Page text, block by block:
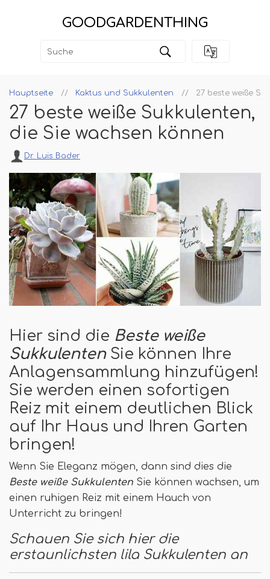
GOODGARDENTHING
Hauptseite Kaktus und Sukkulenten 27 beste weiße
27 beste weiße Sukkulenten,
die Sie wachsen können
Dr. Luis Bader
Hier sind die Beste weiße
SukkulentenSie können Ihre
Anlagensammlung hinzufügen!
Sie werden einen sofortigen
Reiz mit einem deutlichen Blick
auf Ihr Haus und Ihren Garten
bringen!
Wenn Sie Eleganz mögen, dann sind dies die
Beste weiße Sukkulenten Sie können wachsen, um
einen ruhigen Reiz mit einem Hauch von
Unterricht zu bringen!
Schauen Sie sich hier die
erstaunlichsten lila Sukkulenten an